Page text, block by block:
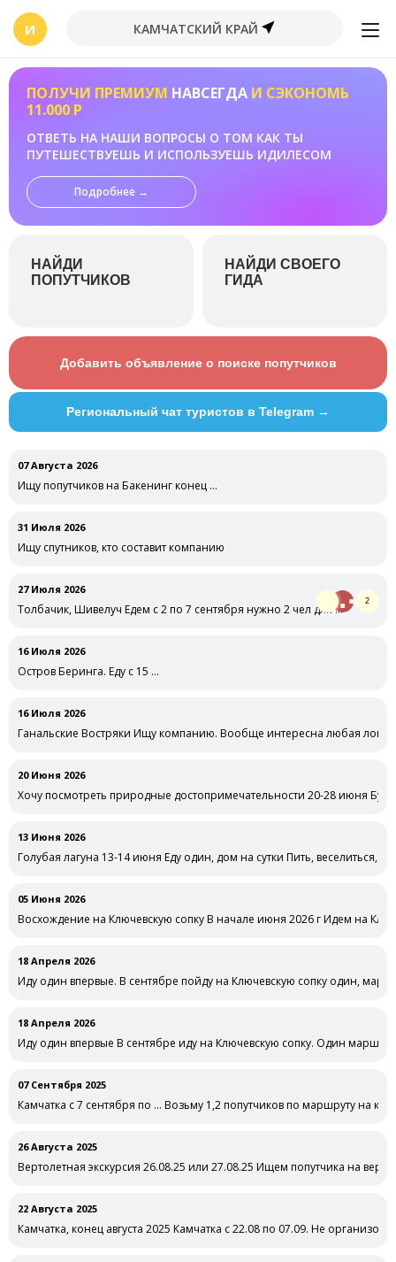
И КАМЧАТСКИЙ КРАЙ
ПОЛУЧИ ПРЕМИУМ НАВСЕГДА И СЭКОНОМЬ
11.000 Р
ОТВЕТЬ НА НАШИ ВОПРОСЫ О ТОМ КАК ТЫ
ПУТЕШЕСТВУЕШЬ И ИСПОЛЬЗУЕШЬ ИДИЛЕСОМ
Подробнее →
НАЙДИ
ПОПУТЧИКОВ
НАЙДИ СВОЕГО
ГИДА
Добавить объявление о поиске попутчиков
Региональный чат туристов в Telegram →
07 Августа 2026
Ищу попутчиков на Бакенинг конец …
31 Июля 2026
Ищу спутников, кто составит компанию
27 Июля 2026
Толбачик, Шивелуч Едем с 2 по 7 сентября нужно 2 чел для …
2
16 Июля 2026
Остров Беринга. Еду с 15 …
16 Июля 2026
Ганальские Востряки Ищу компанию. Вообще интересна любая
20 Июня 2026
Хочу посмотреть природные достопримечательности 20-28 июня
13 Июня 2026
Голубая лагуна 13-14 июня Еду один, дом на сутки Пить, веселиться,
05 Июня 2026
Восхождение на Ключевскую сопку В начале июня 2026 г Идем на
18 Апреля 2026
Иду один впервые. В сентябре пойду на Ключевскую сопку один,
18 Апреля 2026
Иду один впервые В сентябре иду на Ключевскую сопку. Один
07 Сентября 2025
Камчатка с 7 сентября по … Возьму 1,2 попутчиков по маршруту на
26 Августа 2025
Вертолетная экскурсия 26.08.25 или 27.08.25 Ищем попутчика на
22 Августа 2025
Камчатка, конец августа 2025 Камчатка с 22.08 по 07.09. Не